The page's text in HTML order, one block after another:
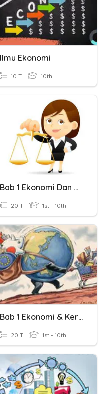
Ilmu Ekonomi
10 T 10th
Bab 1 Ekonomi Dan Kerajaan (A)
20 T 1st - 10th
Bab 1 Ekonomi & Kerajaan
20 T 1st - 10th